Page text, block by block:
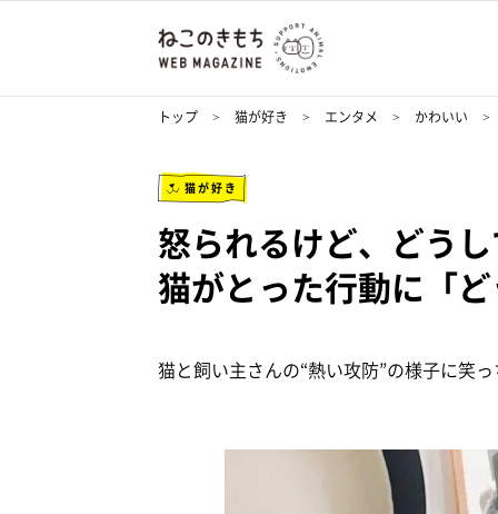
トップ 猫が好き エンタメ かわいい
猫が好き
怒られるけど、どう
猫がとった行動に「
猫と飼い主さんの“熱い攻防”の様子に笑